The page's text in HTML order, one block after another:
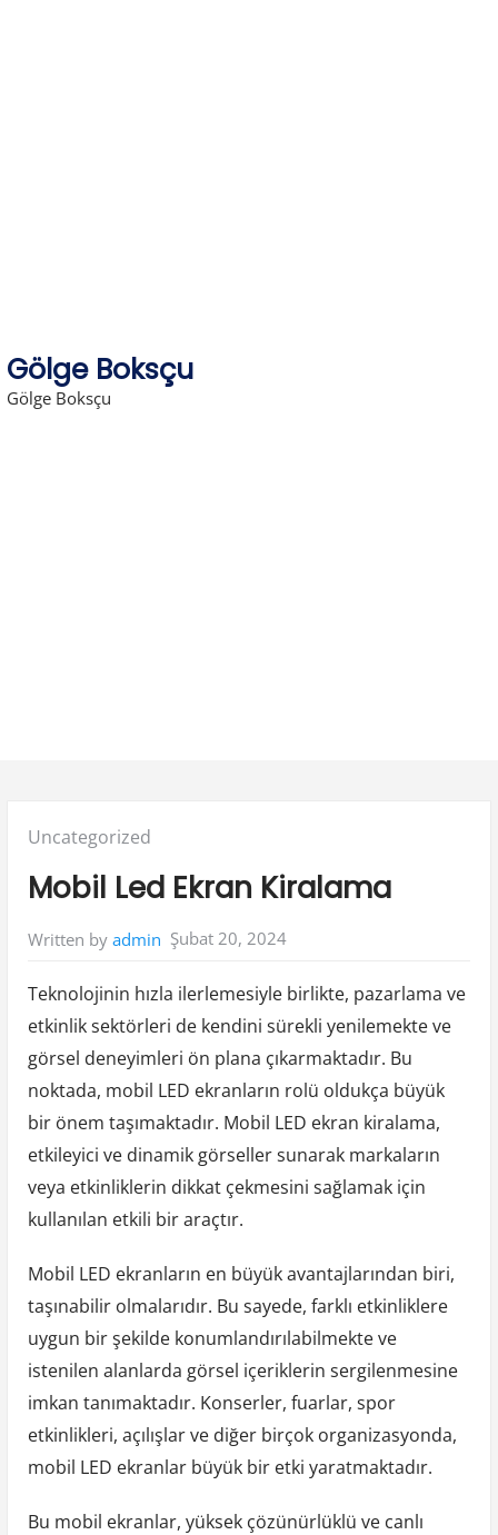
Gölge Boksçu
Gölge Boksçu
Posted
Uncategorized
Mobil Led Ekran Kiralama
Written by admin Şubat 20, 2024
Teknolojinin hızla ilerlemesiyle birlikte, pazarlama ve
etkinlik sektörleri de kendini sürekli yenilemekte ve
görsel deneyimleri ön plana çıkarmaktadır. Bu
noktada, mobil LED ekranların rolü oldukça büyük
bir önem taşımaktadır. Mobil LED ekran kiralama,
etkileyici ve dinamik görseller sunarak markaların
veya etkinliklerin dikkat çekmesini sağlamak için
kullanılan etkili bir araçtır.
Mobil LED ekranların en büyük avantajlarından biri,
taşınabilir olmalarıdır. Bu sayede, farklı etkinliklere
uygun bir şekilde konumlandırılabilmekte ve
istenilen alanlarda görsel içeriklerin sergilenmesine
imkan tanımaktadır. Konserler, fuarlar, spor
etkinlikleri, açılışlar ve diğer birçok organizasyonda,
mobil LED ekranlar büyük bir etki yaratmaktadır.
Bu mobil ekranlar, yüksek çözünürlüklü ve canlı